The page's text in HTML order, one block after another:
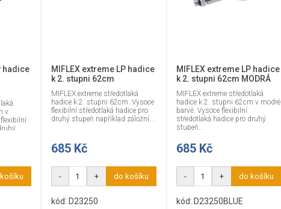
hadice
v
MIFLEX extreme LP hadice
k 2. stupni 62cm
MIFLEX extreme středotlaká
hadice k 2. stupni 62cm. Vysoce
flexibilní středotlaká hadice pro
druhý stupeň například záložní...
685 Kč
- + do košíku
kód: D23250
MIFLEX extreme LP hadice
k 2. stupni 62cm MODRÁ
MIFLEX extreme středotlaká
hadice k 2. stupni 62cm v modré
barvě. Vysoce flexibilní
středotlaká hadice pro druhý
stupeň...
685 Kč
- + do košíku
kód: D23250BLUE